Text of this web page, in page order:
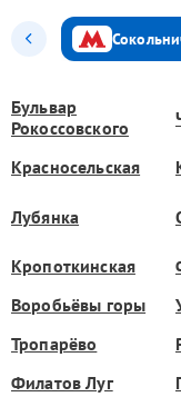
Бульвар
Рокоссовского
Красносельская
Лубянка
Кропоткинская
Воробьёвы горы
Тропарёво
Филатов Луг